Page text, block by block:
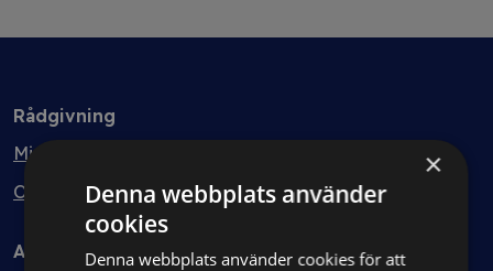
Rådgivning
Min bolagsjurist
Ombud
Avtal
×
Denna webbplats använder
cookies
Denna webbplats använder cookies för att